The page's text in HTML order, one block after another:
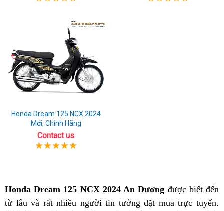
Honda Dream 125 NCX 2024
Mới, Chính Hãng
Contact us
Honda Dream 125 NCX 2024 An Dương được biết đến
từ lâu và rất nhiều người tin tưởng đặt mua trực tuyến.